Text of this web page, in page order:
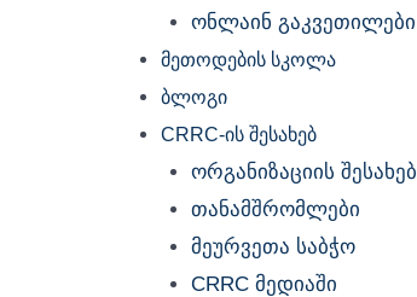
ონლაინ გაკვეთილები
მეთოდების სკოლა
ბლოგი
CRRC-ის შესახებ
ორგანიზაციის შესახებ
თანამშრომლები
მეურვეთა საბჭო
CRRC მედიაში